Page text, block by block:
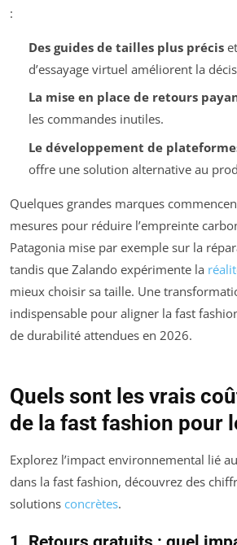
:
Des guides de tailles plus préciset
d’essayage virtuel améliorent la
La mise en place de retours
les commandes inutiles.
Le développement de
offre une solution alternative au
Quelques grandes marques
mesures pour réduire l’empreinte
Patagonia mise par exemple sur la
tandis que Zalando expérimente la
mieux choisir sa taille. Une
indispensable pour aligner la fast
de durabilité attendues en 2026.
Quels sont les vrais
de la fast fashion pour
Explorez l’impact environnemental lié
dans la fast fashion, découvrez des
solutions concrètes.